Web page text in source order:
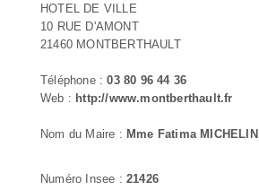
HOTEL DE VILLE
10 RUE D'AMONT
21460 MONTBERTHAULT
Téléphone :03 80 96 44 36
Web : http://www.montberthault.fr
Nom du Maire : Mme Fatima MICHELIN
Numéro Insee : 21426